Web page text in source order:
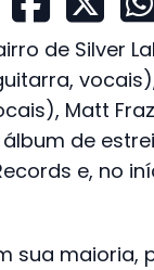
de Silver
Matt
de
e, no
sua maioria,